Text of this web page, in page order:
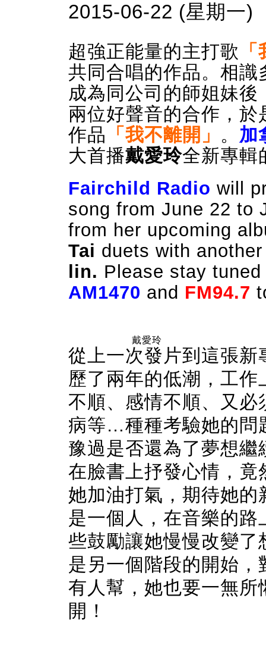
2015-06-22 (星期一)
超強正能量的主打歌
共同合唱的作品。相識
成為同公司的師姐妹
兩位好聲音的合作，
作品 「我不離開」 。 加
大首播戴愛玲全新專輯
Fairchild Radio will
song from June 22 to
from her upcoming
Tai duets with
lin. Please stay
AM1470 and FM94.7
戴愛玲
從上一次發片到這張
歷了兩年的低潮，工
不順、感情不順、又
病等…種種考驗她的問
豫過是否還為了夢想
在臉書上抒發心情，
她加油打氣，期待她的
是一個人，在音樂的
些鼓勵讓她慢慢改變
是另一個階段的開始
有人幫，她也要一無
開！